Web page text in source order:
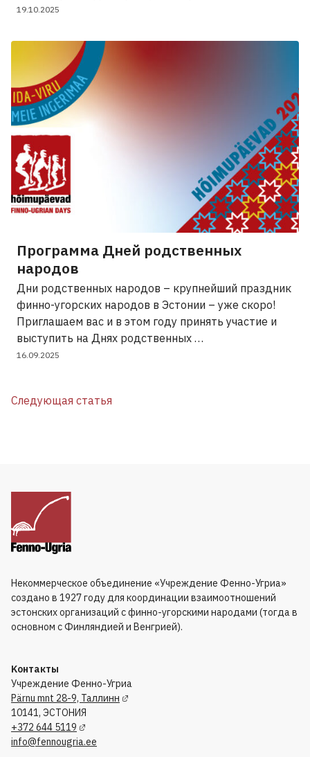
19.10.2025
Программа Дней родственных
народов
Дни родственных народов – крупнейший праздник
финно-угорских народов в Эстонии – уже скоро!
Приглашаем вас и в этом году принять участие и
выступить на Днях родственных …
16.09.2025
Следующая статья
Некоммерческое объединение «Учреждение Фенно-Угриа»
создано в 1927 году для координации взаимоотношений
эстонских организаций с финно-угорскими народами (тогда в
основном с Финляндией и Венгрией).
Kонтакты
Учреждение Фенно-Угриа
Pärnu mnt 28-9, Таллинн
10141, ЭСТОНИЯ
+372 644 5119
info@fennougria.ee